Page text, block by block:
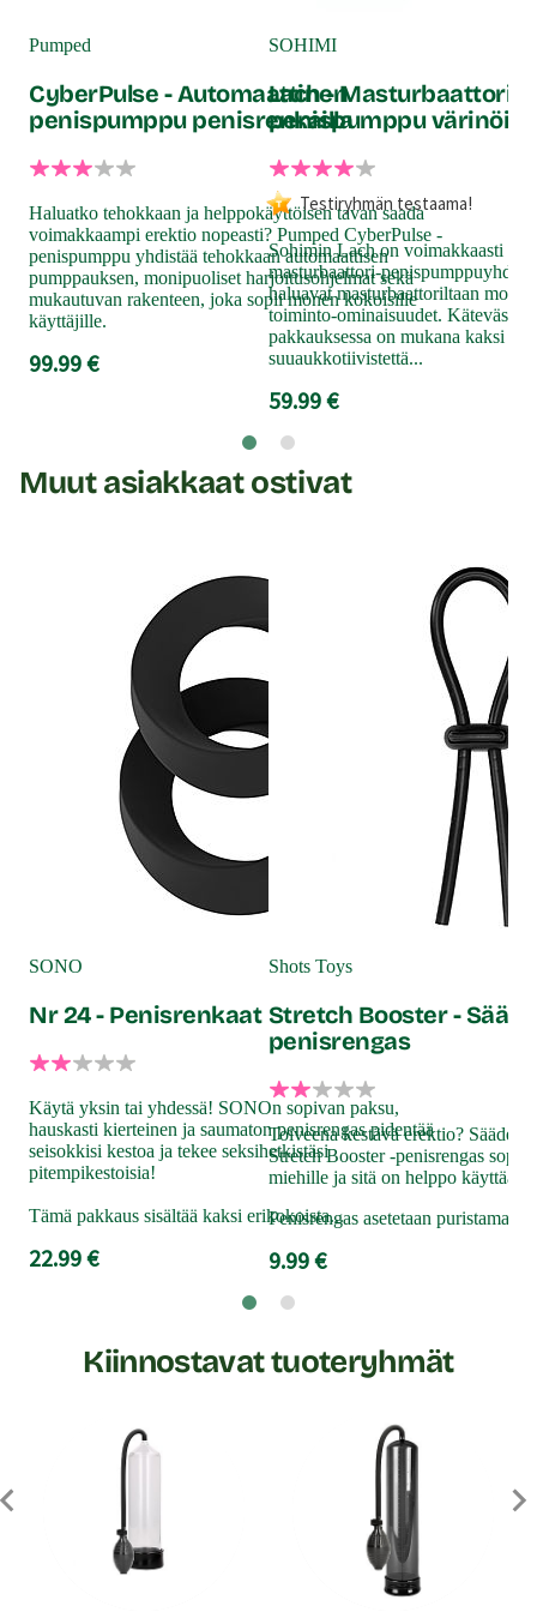
Pumped
CyberPulse - Automaattinen
penispumppu penisrenkailla
Haluatko tehokkaan ja helppokäyttöisen tavan saada
voimakkaampi erektio nopeasti? Pumped CyberPulse -
penispumppu yhdistää tehokkaan automaattisen
pumppauksen, monipuoliset harjoitusohjelmat sekä
mukautuvan rakenteen, joka sopii monen kokoisille
käyttäjille.
99.99 €
SOHIMI
Lach - Masturbaattori /
penispumppu värinöillä
Testiryhmän testaama!
Sohimin Lach on voimakkaasti
masturbaattori-
haluavat masturbaattoriltaan
toiminto-ominaisuudet. Kätevässä
pakkauksessa on mukana kaksi
suuaukkotiivistettä...
59.99 €
Muut asiakkaat ostivat
SONO
Nr 24 - Penisrenkaat
Käytä yksin tai yhdessä! SONOn sopivan paksu,
hauskasti kierteinen ja saumaton penisrengas pidentää
seisokkisi kestoa ja tekee seksihetkistäsi
pitempikestoisia!
Tämä pakkaus sisältää kaksi erikokoista...
22.99 €
Shots Toys
Stretch Booster -
penisrengas
Toiveena kestävä erektio?
Stretch Booster -penisrengas sopii
miehille ja sitä on helppo käyttää.
Penisrengas asetetaan
9.99 €
Kiinnostavat tuoteryhmät